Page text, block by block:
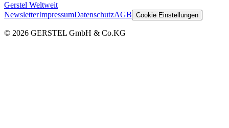
Gerstel Weltweit
NewsletterImpressumDatenschutzAGB Cookie Einstellungen
© 2026 GERSTEL GmbH & Co.KG